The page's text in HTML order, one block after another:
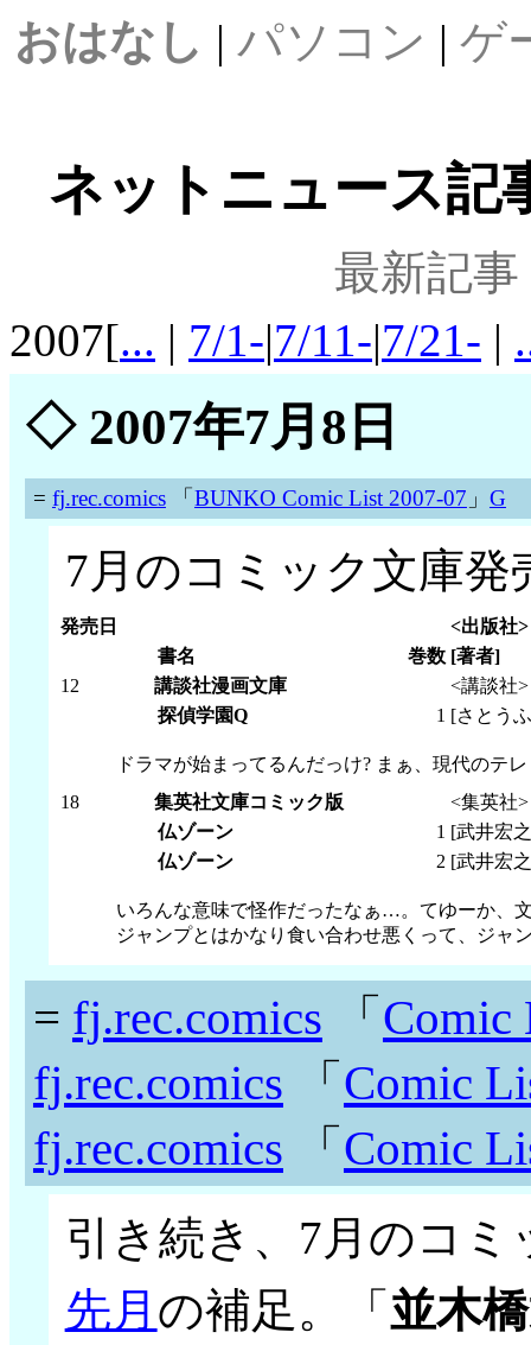
おはなし | パソコン | ゲ
ネットニュース記
最新記事
2007[... | 7/1-|7/11-|7/21- |
◇2007年7月8日
= fj.rec.comics「BUNKO Comic List 2007-07 」 G
7月のコミック文庫発
発売日
<出版社>
書名
巻数 [著者]
12
講談社漫画文庫
<講談社>
探偵学園Q
1 [さとう
ドラマが始まってるんだっけ? まぁ、現代のテ
18
集英社文庫コミック版
<集英社>
仏ゾーン
1 [武井宏
仏ゾーン
2 [武井宏
いろんな意味で怪作だったなぁ…。てゆーか、
ジャンプとはかなり食い合わせ悪くって、ジャ
= fj.rec.comics 「 Comic
fj.rec.comics 「 Comic
fj.rec.comics 「 Comic
引き続き、7月のコ
先月 の補足。「 並木